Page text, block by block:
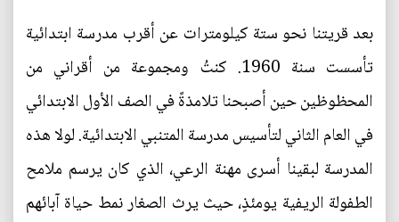
بعد قريتنا نحو ستة كيلومترات عن أقرب مدرسة ابتدائية
تأسست سنة 1960. كنتُ ومجموعة من أقراني من
المحظوظين حين أصبحنا تلامذةً في الصف الأول الابتدائي
في العام الثاني لتأسيس مدرسة المتنبي الابتدائية. لولا هذه
المدرسة لبقينا أسرى مهنة الرعي، الذي كان يرسم ملامح
الطفولة الريفية يومئذٍ، حيث يرث الصغار نمط حياة آبائهم